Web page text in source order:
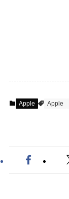
Apple Apple